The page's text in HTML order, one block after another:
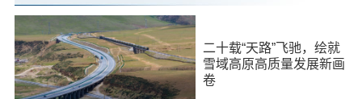
二十载“天路”飞驰，绘就
雪域高原高质量发展新画
卷